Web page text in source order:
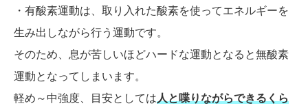
・有酸素運動は、取り入れた酸素を使ってエネルギーを
生み出しながら行う運動です。
そのため、息が苦しいほどハードな運動となると無酸素
運動となってしまいます。
軽め～中強度、目安としては 人と喋りながらできるくら